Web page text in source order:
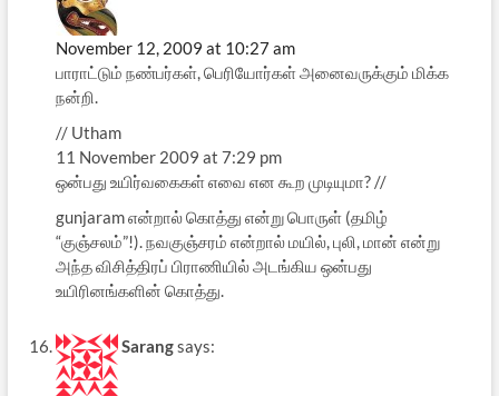
November 12, 2009 at 10:27 am
பாராட்டும் நண்பர்கள், பெரியோர்கள் அனைவருக்கும் மிக்க
நன்றி.
// Utham
11 November 2009 at 7:29 pm
ஒன்பது உயிர்வகைகள் எவை என கூற முடியுமா? //
gunjaram என்றால் கொத்து என்று பொருள் (தமிழ்
“குஞ்சலம்”!). நவகுஞ்சரம் என்றால் மயில், புலி, மான் என்று
அந்த விசித்திரப் பிராணியில் அடங்கிய ஒன்பது
உயிரினங்களின் கொத்து.
Sarangsays: